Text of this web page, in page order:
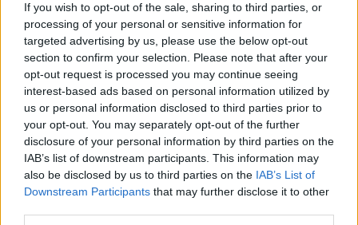
If you wish to opt-out of the sale, sharing to third parties, or
processing of your personal or sensitive information for
targeted advertising by us, please use the below opt-out
section to confirm your selection. Please note that after your
opt-out request is processed you may continue seeing
interest-based ads based on personal information utilized by
us or personal information disclosed to third parties prior to
your opt-out. You may separately opt-out of the further
disclosure of your personal information by third parties on the
IAB’s list of downstream participants. This information may
also be disclosed by us to third parties on the IAB’s List of
Downstream Participants that may further disclose it to other